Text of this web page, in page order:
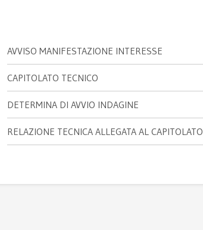
AVVISO MANIFESTAZIONE INTERESSE
CAPITOLATO TECNICO
DETERMINA DI AVVIO INDAGINE
RELAZIONE TECNICA ALLEGATA AL CAPITOLATO